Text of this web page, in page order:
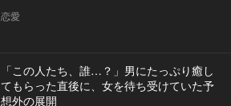
恋愛
「この人たち、誰…？」男にたっぷり癒し
てもらった直後に、女を待ち受けていた予
想外の展開